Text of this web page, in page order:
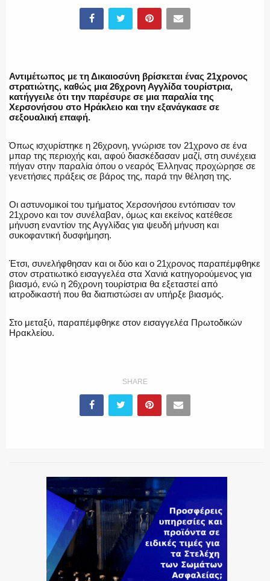
ΠΥΡΟΣΒΕΣΤΙΚΗ
ΛΙΜΕΝΙΚΟ
ΕΝΟΠΛΕΣ ΔΥΝΑΜΕΙΣ
ΕΚΑΒ
ΟΜΑΔΕΣ ΕΛ.ΑΣ.
Αντιμέτωπος με τη Δικαιοσύνη βρίσκεται ένας 21χρονος
στρατιώτης, καθώς μια 26χρονη Αγγλίδα τουρίστρια,
κατήγγειλε ότι την παρέσυρε σε μια παραλία της
Χερσονήσου στο Ηράκλειο και την εξανάγκασε σε
σεξουαλική επαφή.
Όπως ισχυρίστηκε η 26χρονη, γνώρισε τον 21χρονο σε ένα
μπαρ της περιοχής και, αφού διασκέδασαν μαζί, στη συνέχεια
πήγαν στην παραλία όπου ο νεαρός Έλληνας προχώρησε σε
γενετήσιες πράξεις σε βάρος της, παρά την θέληση της.
Οι αστυνομικοί του τμήματος Χερσονήσου εντόπισαν τον
21χρονο και τον συνέλαβαν, όμως και εκείνος κατέθεσε
μήνυση εναντίον της Αγγλίδας για ψευδή μήνυση και
συκοφαντική δυσφήμηση.
Έτσι, συνελήφθησαν και οι δύο και ο 21χρονος παραπέμφθηκε
στον στρατιωτικό εισαγγελέα στα Χανιά κατηγορούμενος για
βιασμό, ενώ η 26χρονη τουρίστρια θα εξεταστεί από
ιατροδικαστή που θα διαπιστώσει αν υπήρξε βιασμός.
Στο μεταξύ, παραπέμφθηκε στον εισαγγελέα Πρωτοδικών
Ηρακλείου.
SHARE